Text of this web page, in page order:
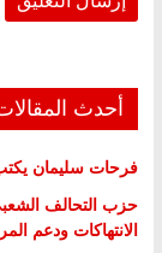
أحدث
فرحات سليمان
حزب التحالف
الانتهاكات ودعم